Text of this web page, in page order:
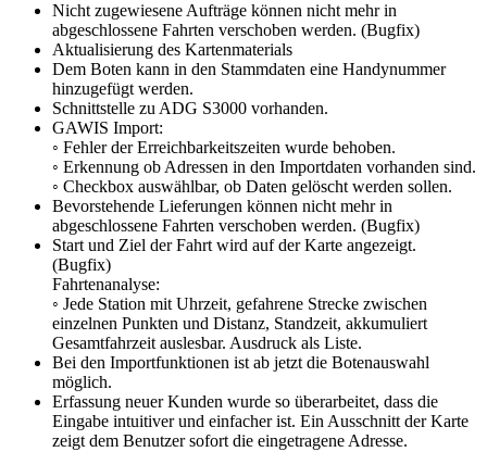
Nicht zugewiesene Aufträge können nicht mehr in
abgeschlossene Fahrten verschoben werden. (Bugfix)
Aktualisierung des Kartenmaterials
Dem Boten kann in den Stammdaten eine Handynummer
hinzugefügt werden.
Schnittstelle zu ADG S3000 vorhanden.
GAWIS Import:
◦ Fehler der Erreichbarkeitszeiten wurde behoben.
◦ Erkennung ob Adressen in den Importdaten vorhanden sind.
◦ Checkbox auswählbar, ob Daten gelöscht werden sollen.
Bevorstehende Lieferungen können nicht mehr in
abgeschlossene Fahrten verschoben werden. (Bugfix)
Start und Ziel der Fahrt wird auf der Karte angezeigt.
(Bugfix)
Fahrtenanalyse:
◦ Jede Station mit Uhrzeit, gefahrene Strecke zwischen
einzelnen Punkten und Distanz, Standzeit, akkumuliert
Gesamtfahrzeit auslesbar. Ausdruck als Liste.
Bei den Importfunktionen ist ab jetzt die Botenauswahl
möglich.
Erfassung neuer Kunden wurde so überarbeitet, dass die
Eingabe intuitiver und einfacher ist. Ein Ausschnitt der Karte
zeigt dem Benutzer sofort die eingetragene Adresse.